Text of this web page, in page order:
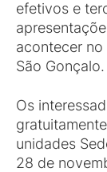
efetivos e
acontecer no
São Gonçalo.
Os
unidades
28 de